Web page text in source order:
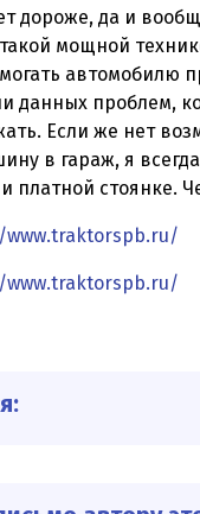
дороже, да и
мощной
автомобилю
данных проблем,
Если же нет
в гараж, я
платной стоянке.